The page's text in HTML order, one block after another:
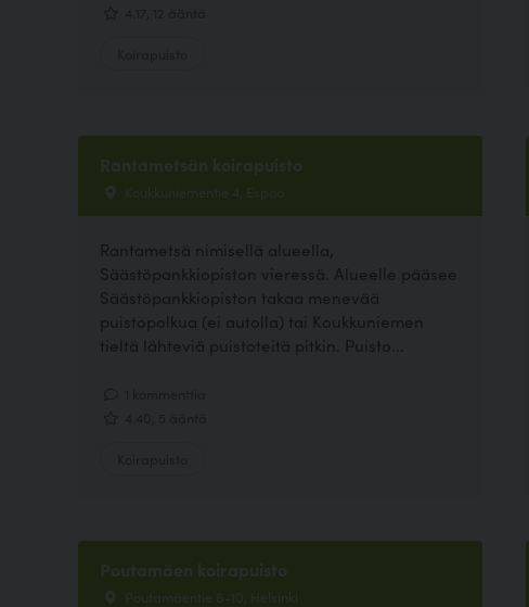
Rantametsän koirapuisto
Koukkuniementie 4, Espoo
Rantametsä nimisellä alueella,
Säästöpankkiopiston vieressä. Alueelle pääsee
Säästöpankkiopiston takaa menevää
puistopolkua (ei autolla) tai Koukkuniemen
tieltä lähteviä puistoteitä pitkin. Puisto...
Poutamäen koirapuisto
Poutamäentie 8-10, Helsinki